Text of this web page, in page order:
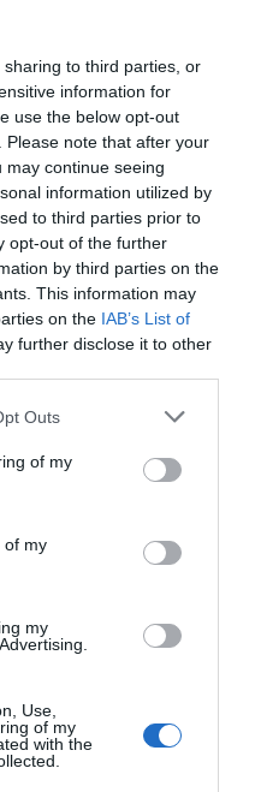
to third parties, or
information for
use the below opt-out
note that after your
continue seeing
information utilized by
to third parties prior to
opt-out of the further
by third parties on the
This information may
on the IAB’s List of
further disclose it to other
uses one or more Google
You may click to
its third-party tags to
in below Google
Outs
of my
of my
my
Use,
of my
with the
χελώνας να
Ρόδου – Η
(βίντεο)
Καθυστερήσεις
της
ανταγωνιστική,
ελληνική
Συνελήφθη
και δύο ψαλίδια
στο
Google News
τις ειδήσεις